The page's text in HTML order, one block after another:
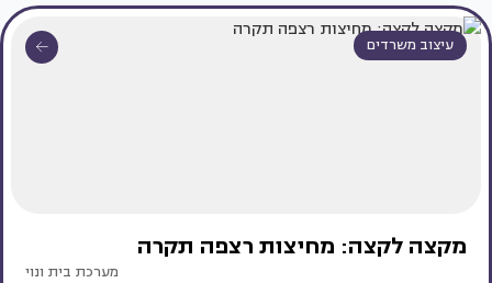
עיצוב משרדים
מקצה לקצה: מחיצות רצפה תקרה
מערכת בית ונוי